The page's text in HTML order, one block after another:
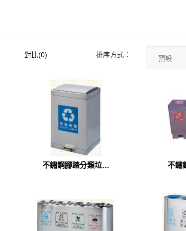
對比(0) 排序方式：
不鏽鋼腳踏分類垃圾
不鏽